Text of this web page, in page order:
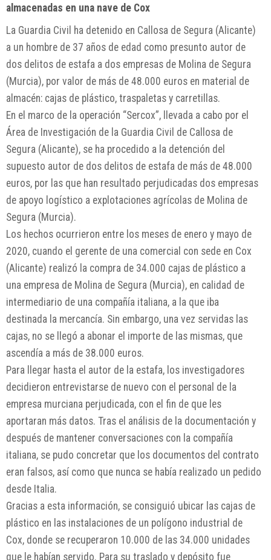
almacenadas en una nave de Cox
La Guardia Civil ha detenido en Callosa de Segura (Alicante)
a un hombre de 37 años de edad como presunto autor de
dos delitos de estafa a dos empresas de Molina de Segura
(Murcia), por valor de más de 48.000 euros en material de
almacén: cajas de plástico, traspaletas y carretillas.
En el marco de la operación “Sercox”, llevada a cabo por el
Área de Investigación de la Guardia Civil de Callosa de
Segura (Alicante), se ha procedido a la detención del
supuesto autor de dos delitos de estafa de más de 48.000
euros, por las que han resultado perjudicadas dos empresas
de apoyo logístico a explotaciones agrícolas de Molina de
Segura (Murcia).
Los hechos ocurrieron entre los meses de enero y mayo de
2020, cuando el gerente de una comercial con sede en Cox
(Alicante) realizó la compra de 34.000 cajas de plástico a
una empresa de Molina de Segura (Murcia), en calidad de
intermediario de una compañía italiana, a la que iba
destinada la mercancía. Sin embargo, una vez servidas las
cajas, no se llegó a abonar el importe de las mismas, que
ascendía a más de 38.000 euros.
Para llegar hasta el autor de la estafa, los investigadores
decidieron entrevistarse de nuevo con el personal de la
empresa murciana perjudicada, con el fin de que les
aportaran más datos. Tras el análisis de la documentación y
después de mantener conversaciones con la compañía
italiana, se pudo concretar que los documentos del contrato
eran falsos, así como que nunca se había realizado un pedido
desde Italia.
Gracias a esta información, se consiguió ubicar las cajas de
plástico en las instalaciones de un polígono industrial de
Cox, donde se recuperaron 10.000 de las 34.000 unidades
que le habían servido. Para su traslado y depósito fue